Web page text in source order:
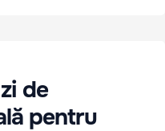
de
pentru